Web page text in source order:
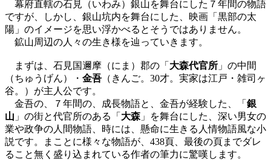
幕府直轄の石見（いわみ）銀山を舞台にした７年間の物語
ですが、しかし、銀山坑内を舞台にした、映画「黒部の太
陽」のイメージを思い浮かべるとそうではありません。
鉱山周辺の人々の生き様を辿っていきます。
まずは、石見国邇摩（にま）郡の「 大森代官所 」の中間
（ちゅうげん）・ 金吾 （きんご。30才。実家は江戸・雑司ヶ
谷。）が主人公です。
金吾の、７年間の、成長物語と、金吾が経験した、「 銀
山 」の街と代官所のある「 大森 」を舞台にした、深い男女の
業や政争の人間物語、時には、懸命に生きる人情物語風な小
説です。まことに様々な物語が、438頁、最後の頁までダレ
ること無く盛り込まれている作者の筆力に驚嘆します。